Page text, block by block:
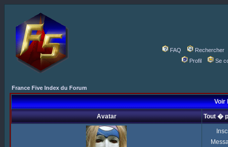
FAQ
Rechercher
Profil
Se
France Five Index du Forum
Voir
Avatar Tout �